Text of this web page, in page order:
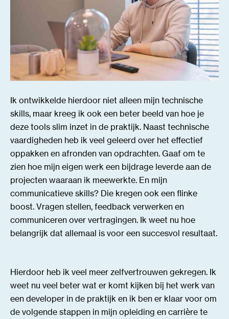
Ik ontwikkelde hierdoor niet alleen mijn technische
skills, maar kreeg ik ook een beter beeld van hoe je
deze tools slim inzet in de praktijk. Naast technische
vaardigheden heb ik veel geleerd over het effectief
oppakken en afronden van opdrachten. Gaaf om te
zien hoe mijn eigen werk een bijdrage leverde aan de
projecten waaraan ik meewerkte. En mijn
communicatieve skills? Die kregen ook een flinke
boost. Vragen stellen, feedback verwerken en
communiceren over vertragingen. Ik weet nu hoe
belangrijk dat allemaal is voor een succesvol resultaat.
Hierdoor heb ik veel meer zelfvertrouwen gekregen. Ik
weet nu veel beter wat er komt kijken bij het werk van
een developer in de praktijk en ik ben er klaar voor om
de volgende stappen in mijn opleiding en carrière te